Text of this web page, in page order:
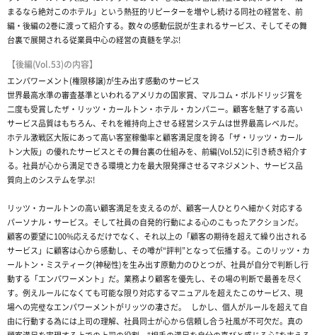
まるなら絶対このホテル」という熱狂的リピーターを増やし続ける同社の経営を、前
編・後編の2巻に渡って紹介する。数々の感動伝説が生まれるサービス、そしてその舞
台裏で展開される従業員中心の経営の真髄を学ぶ!
【後編(Vol.53)の内容】
エンパワーメント(権限移譲)が生み出す感動のサービス
世界最高水準の審査基準といわれるアメリカの国家賞、マルコム・ボルドリッジ賞を
二度も受賞したザ・リッツ・カールトン・ホテル・カンパニー。顧客を魅了する高い
サービス品質はもちろん、それを維持向上させる経営システムは世界最高レベルだ。
ホテル激戦区大阪にあって高い客室稼働率と顧客満足度を誇る「ザ・リッツ・カール
トン大阪」の優れたサービスとその舞台裏の仕組みを、前編(Vol.52)に引き続き紹介す
る。社員が心から満足できる環境と力を最大限発揮させるマネジメント、サービス品
質向上のシステムを学ぶ!
リッツ・カールトンの高い顧客満足を支えるのが、顧客一人ひとりへ細かく対応する
パーソナル・サービス。そして社員の自発的行動による心のこもったアクションだ。
顧客の要望に100%応えるだけでなく、それ以上の「顧客の期待を超えて繰り出される
サービス」に顧客は心から感動し、その噂が“評判”となって伝播する。このリッツ・カ
ールトン・ミスティーク(神秘性)を生み出す原動力のひとつが、社員が自分で判断し行
動する「エンパワーメント」だ。業務より顧客を優先し、その場の判断で最善を尽く
す。例えルールになくても可能な限り対応するマニュアルを超えたこのサービス、現
場への完璧なエンパワーメントがリッツの凄さだ。 しかし、個人がルールを超えて自
由に行動する為には上司の理解、社員同士が心から信頼し合う社風が不可欠だ。真の